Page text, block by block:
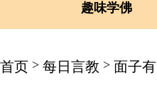
趣味学佛
首页 > 每日言教 > 面子